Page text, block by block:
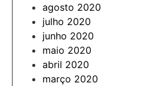
agosto 2020
julho 2020
junho 2020
maio 2020
abril 2020
março 2020